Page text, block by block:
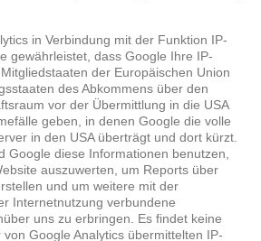
in Verbindung mit der Funktion IP-
gewährleistet, dass Google Ihre IP-
der Europäischen Union
des Abkommens über den
vor der Übermittlung in die USA
geben, in denen Google die volle
in den USA überträgt und dort kürzt.
Google diese Informationen benutzen,
auszuwerten, um Reports über
und um weitere mit der
Internetnutzung verbundene
uns zu erbringen. Es findet keine
Google Analytics übermittelten IP-